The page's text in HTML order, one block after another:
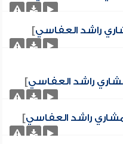
راشد العفاسي]
راشد العفاسي]
راشد العفاسي]